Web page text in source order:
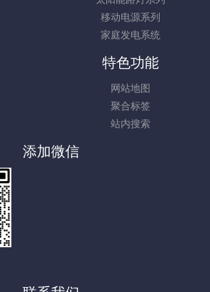
移动电源系列
家庭发电系统
特色功能
网站地图
聚合标签
站内搜索
添加微信